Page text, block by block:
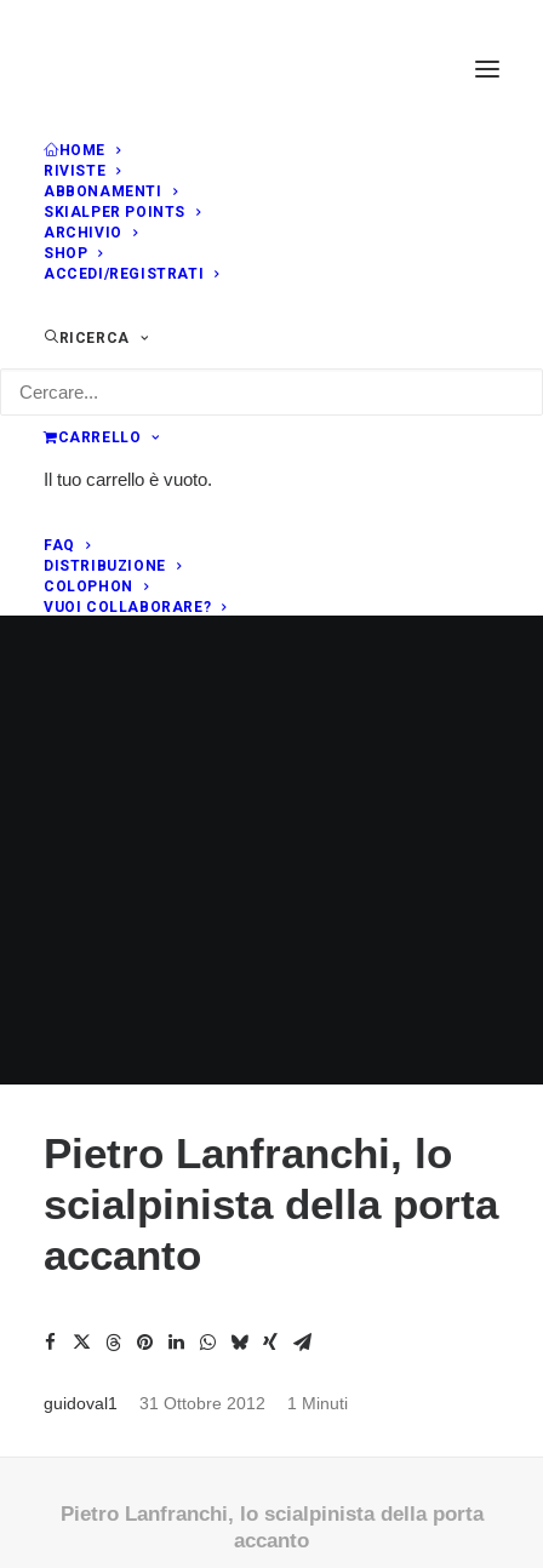
HOME
RIVISTE
ABBONAMENTI
SKIALPER POINTS
ARCHIVIO
SHOP
ACCEDI/REGISTRATI
RICERCA
CARRELLO
Il tuo carrello è vuoto.
FAQ
DISTRIBUZIONE
COLOPHON
VUOI COLLABORARE?
Pietro Lanfranchi, lo
scialpinista della porta
accanto
guidoval1 31 Ottobre 2012 1 Minuti
Pietro Lanfranchi, lo scialpinista della porta
accanto